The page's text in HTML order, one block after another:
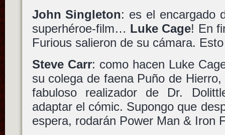
John Singleton: es el encargado
superhéroe-film… Luke Cage! En
Furious salieron de su cámara.
Steve Carr: como hacen Luke
su colega de faena Puño de Hierro,
fabuloso realizador de Dr.
adaptar el cómic. Supongo que
espera, rodarán Power Man & Iron